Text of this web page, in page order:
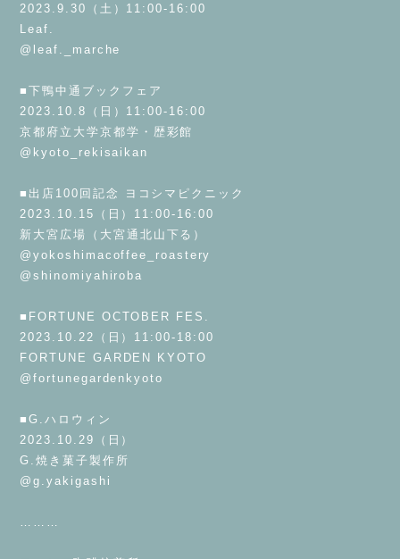
2023.9.30（土）11:00-16:00
Leaf.
@leaf._marche
■下鴨中通ブックフェア
2023.10.8（日）11:00-16:00
京都府立大学京都学・歴彩館
@kyoto_rekisaikan
■出店100回記念 ヨコシマピクニック
2023.10.15（日）11:00-16:00
新大宮広場（大宮通北山下る）
@yokoshimacoffee_roastery
@shinomiyahiroba
■FORTUNE OCTOBER FES.
2023.10.22（日）11:00-18:00
FORTUNE GARDEN KYOTO
@fortunegardenkyoto
■G.ハロウィン
2023.10.29（日）
G.焼き菓子製作所
@g.yakigashi